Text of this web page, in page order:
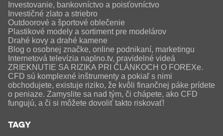
Investovanie, bankovníctvo a poisťovníctvo
Investičné zlato a striebro
Outdoorové a športové oblečenie
Plastikové modely a sortiment pre modelárov
Drahé kovy a drahé kamene
Blog o osobnej značke, online podnikaní, marketingu
Internetová televízia naplno.tv, pravidelné videá
ZRIEKNUTIE SA RIZIKA PRI ČLÁNKOCH O FOREXe.
CFD sú komplexné inštrumenty a pokiaľ s nimi
obchodujete, existuje riziko, že kvôli finančnej páke prídete
o peniaze. Zamyslite sa nad tým, či chápete, ako CFD
fungujú, a či si môžete dovoliť takto riskovať!
TAGY